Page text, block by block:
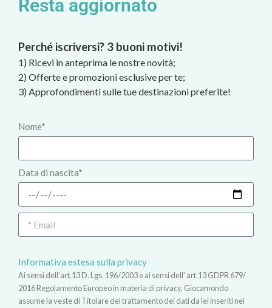
Resta aggiornato
Perché iscriversi? 3 buoni motivi!
1) Ricevi in anteprima le nostre novità;
2) Offerte e promozioni esclusive per te;
3) Approfondimenti sulle tue destinazioni preferite!
Nome*
Data di nascita*
Informativa estesa sulla privacy
Ai sensi dell’art.13 D. Lgs. 196/2003 e ai sensi dell’ art.13 GDPR 679/
2016 Regolamento Europeo in materia di privacy, Giocamondo
assume la veste di Titolare del trattamento dei dati da lei inseriti nel